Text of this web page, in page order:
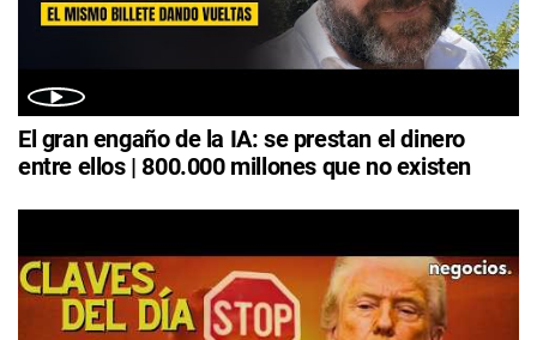
El gran engaño de la IA: se prestan el dinero
entre ellos | 800.000 millones que no existen